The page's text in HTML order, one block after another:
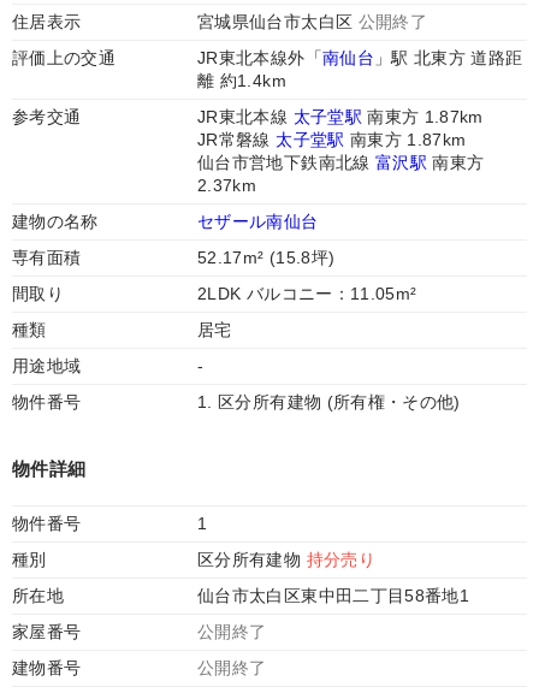
住居表示
宮城県仙台市太白区 公開終了
評価上の交通
JR東北本線外「南仙台 」駅 北東方 道路距
離 約1.4km
参考交通
JR東北本線 太子堂駅 南東方 1.87km
JR常磐線 太子堂駅 南東方 1.87km
仙台市営地下鉄南北線 富沢駅 南東方
2.37km
建物の名称
セザール南仙台
専有面積
52.17m² (15.8坪)
間取り
2LDK バルコニー：11.05m²
種類
居宅
用途地域
-
物件番号
1. 区分所有建物 (所有権・その他)
物件詳細
物件番号
1
種別
区分所有建物 持分売り
所在地
仙台市太白区東中田二丁目58番地1
家屋番号
公開終了
建物番号
公開終了